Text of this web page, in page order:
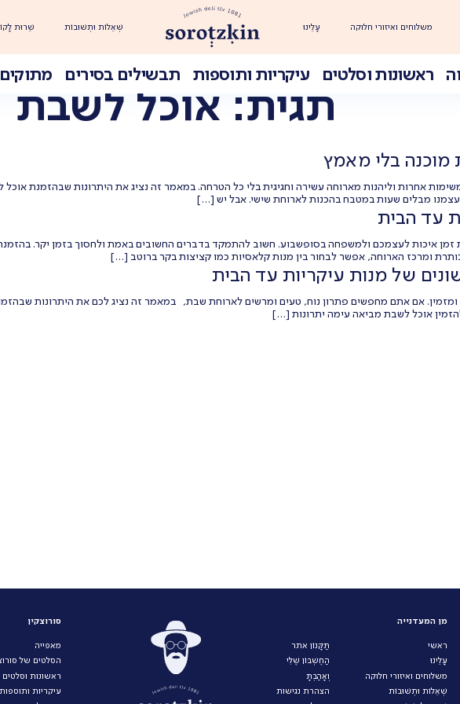
משלוחים ואיזורי חלוקה עָלֵינוּ שְׁאֵלוֹת וּתְשׁוּבוֹת שֵׁרוּת
ראשונות וסלטים עיקריות ותוספות תבשילים בסירים מתוקים
תגית: אוכל לשבת
בלי מאמץ
אחרות וליהנות מארוחה עשירה וחגיגית בלי כל הטרחה. במאמר זה נציג את היתרונות שבהזמנת אוכל
מבלים שעות במטבח בהכנות לארוחת שישי. אבל יש […]
עד הבית
איכות לעצמכם ולמשפחה בסופשבוע. חשוב להתמקד בדברים החשובים באמת ולחסוך בזמן יקר.
ומרכז הארוחה, אפשר לבחור בין מנות קלאסיות כמו קציצות בקר ברוטב […]
של מנות עיקריות עד הבית
ומזמין. אם אתם מחפשים פתרון נוח, טעים ומרשים לארוחת שבת, במאמר זה נציג לכם את היתרונות
אוכל לשבת מביאה עימה יתרונות […]
מן המעדנייה
ראשי
עָלֵינוּ
משלוחים ואיזורי חלוקה
שְׁאֵלוֹת וּתְשׁוּבוֹת
תַּקָּנוֹן אתר
הַחֶשְׁבּוֹן שֶׁלִּי
וְאָהַבְתָּ
הצהרת נגישות
סורוצקין
מאפייה
הסלטים של
ראשונות וסלטים
עיקריות ותוספות